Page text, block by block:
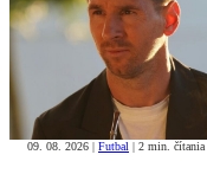
09. 08. 2026 | Futbal | 2 min. čítania